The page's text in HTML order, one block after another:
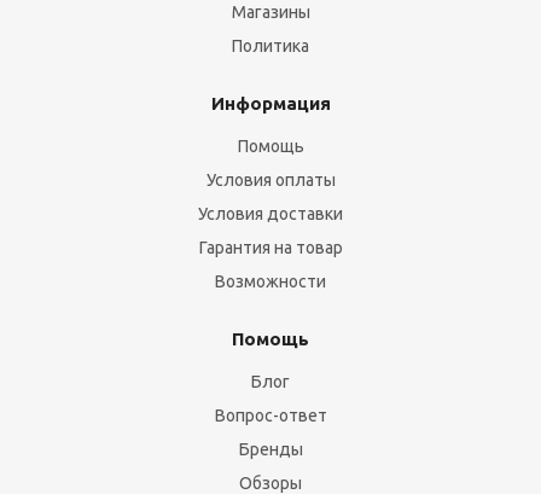
Магазины
Политика
Информация
Помощь
Условия оплаты
Условия доставки
Гарантия на товар
Возможности
Помощь
Блог
Вопрос-ответ
Бренды
Обзоры